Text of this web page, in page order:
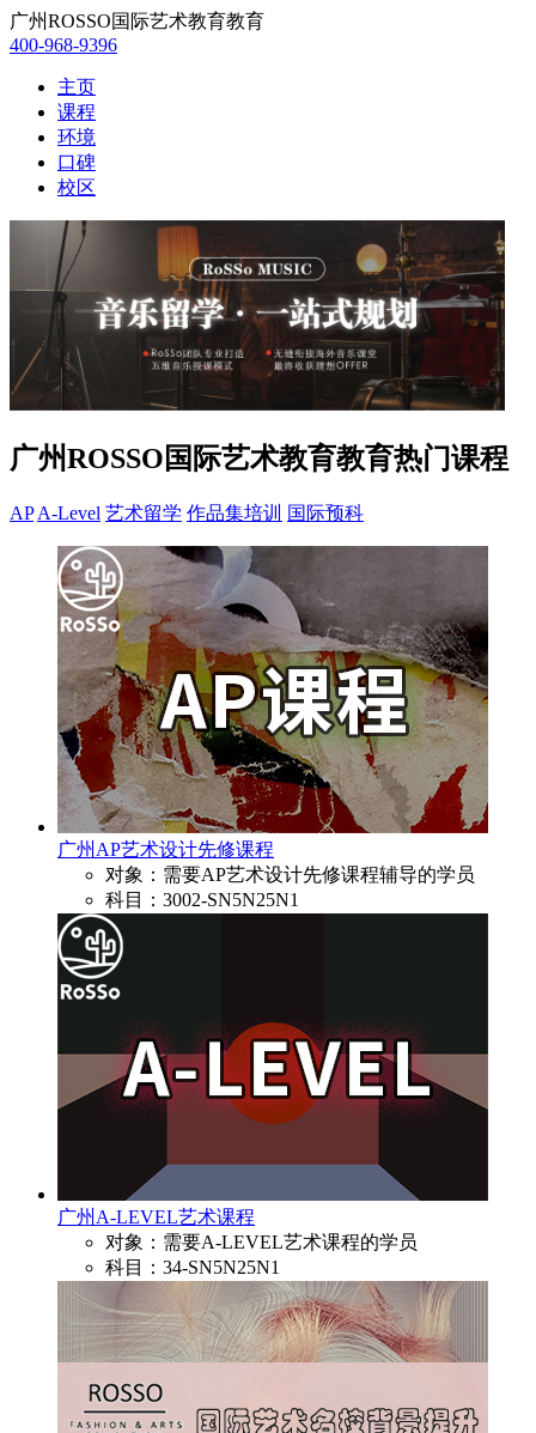
广州ROSSO国际艺术教育教育
400-968-9396
主页
课程
环境
口碑
校区
广州ROSSO国际艺术教育教育热门课程
AP A-Level 艺术留学 作品集培训 国际预科
广州AP艺术设计先修课程
对象：需要AP艺术设计先修课程辅导的学员
科目：3002-SN5N25N1
广州A-LEVEL艺术课程
对象：需要A-LEVEL艺术课程的学员
科目：34-SN5N25N1